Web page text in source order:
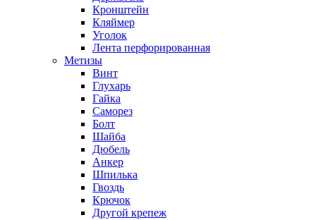
Кронштейн
Кляймер
Уголок
Лента перфорированная
Метизы
Винт
Глухарь
Гайка
Саморез
Болт
Шайба
Дюбель
Анкер
Шпилька
Гвоздь
Крючок
Другой крепеж